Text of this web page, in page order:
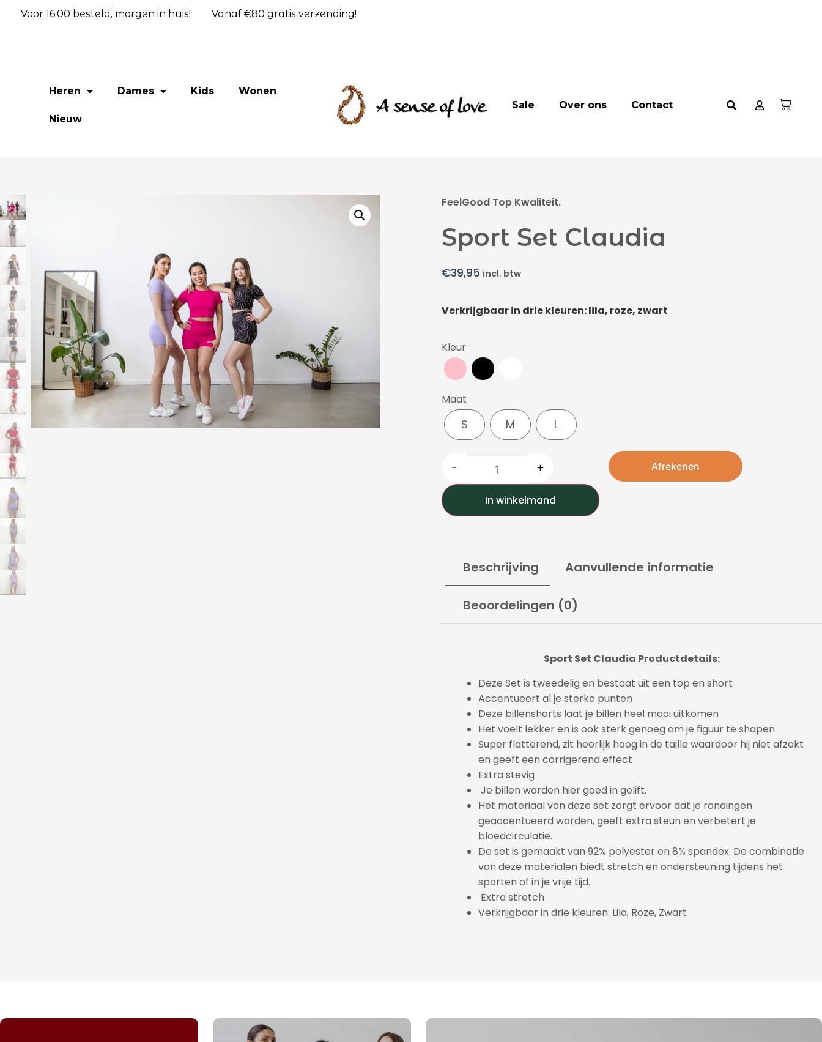
Voor 16:00 besteld, morgen in huis! Vanaf €80 gratis verzending!
Heren Dames Kids Wonen
Nieuw
Sale Over ons Contact
FeelGood Top Kwaliteit.
Sport Set Claudia
€39,95 incl. btw
Verkrijgbaar in drie kleuren: lila, roze, zwart
Kleur
Maat
S M L
- +
In winkelmand
Afrekenen
Beschrijving Aanvullende informatie
Beoordelingen (0)
Sport Set Claudia Productdetails:
Deze Set is tweedelig en bestaat uit een top en short
Accentueert al je sterke punten
Deze billenshorts laat je billen heel mooi uitkomen
Het voelt lekker en is ook sterk genoeg om je figuur te shapen
Super flatterend, zit heerlijk hoog in de taille waardoor hij niet afzakt
en geeft een corrigerend effect
Extra stevig
Je billen worden hier goed in gelift.
Het materiaal van deze set zorgt ervoor dat je rondingen
geaccentueerd worden, geeft extra steun en verbetert je
bloedcirculatie.
De set is gemaakt van 92% polyester en 8% spandex. De combinatie
van deze materialen biedt stretch en ondersteuning tijdens het
sporten of in je vrije tijd.
Extra stretch
Verkrijgbaar in drie kleuren: Lila, Roze, Zwart